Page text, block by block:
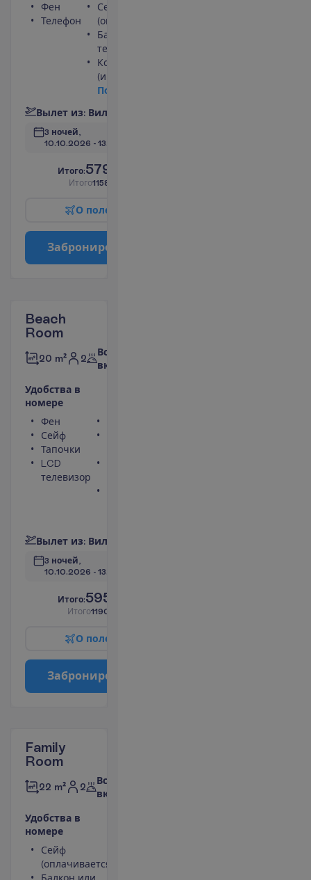
Фен
Телефон
Сейф
(оплачивается)
Балкон или
терраса
Кондиционер
(индивидуальный)
По
Вылет из: Вил
3 ночей,
10.10.2026 - 13.10.2026
Итого:579.00
Итого1158.00
О поле
Заброниро
Beach
Room
20 m² 2
Все
включено
Удобства в
номере
Фен
Сейф
Тапочки
LCD
телевизор
Вылет из: Вил
3 ночей,
10.10.2026 - 13.10.2026
Итого:595.00
Итого1190.00
О поле
Заброниро
Family
Room
22 m² 2
Все
включено
Удобства в
номере
Сейф
(оплачивается)
Балкон или